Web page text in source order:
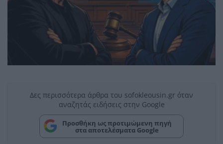
Δες περισσότερα άρθρα του sofokleousin.gr όταν
αναζητάς ειδήσεις στην Google
Προσθήκη ως προτιμώμενη πηγή
στα αποτελέσματα Google